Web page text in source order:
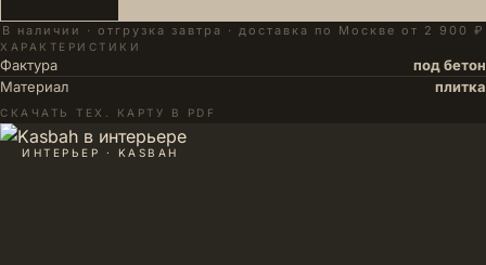
В наличии · отгрузка завтра · доставка по Москве от 2 900 ₽
ХАРАКТЕРИСТИКИ
Фактура
под бетон
Материал
плитка
СКАЧАТЬ ТЕХ. КАРТУ В PDF
ИНТЕРЬЕР · KASBAH